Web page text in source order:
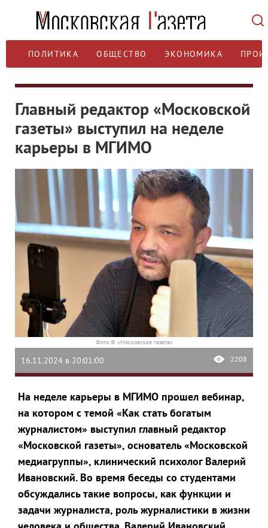
ПОЛИТИКА ОБЩЕСТВО ЭКОНОМИКА
Главный редактор «Московской
газеты» выступил на неделе
карьеры в МГИМО
Фото © «Московская газета»
16.11.2024 в 20:01:00 2208
На неделе карьеры в МГИМО прошел вебинар,
на котором с темой «Как стать богатым
журналистом» выступил главный редактор
«Московской газеты», основатель «Московской
медиагруппы», клинический психолог Валерий
Ивановский. Во время беседы со студентами
обсуждались такие вопросы, как функции и
задачи журналиста, роль журналистики в жизни